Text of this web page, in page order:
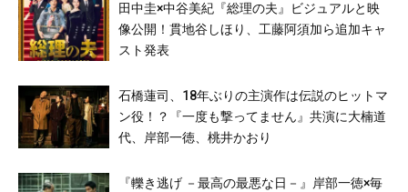
田中圭×中谷美紀『総理の夫』ビジュアルと映
像公開！貫地谷しほり、工藤阿須加ら追加キャ
スト発表
石橋蓮司、18年ぶりの主演作は伝説のヒットマ
ン役！？『一度も撃ってません』共演に大楠道
代、岸部一徳、桃井かおり
『轢き逃げ －最高の最悪な日－』岸部一徳×毎